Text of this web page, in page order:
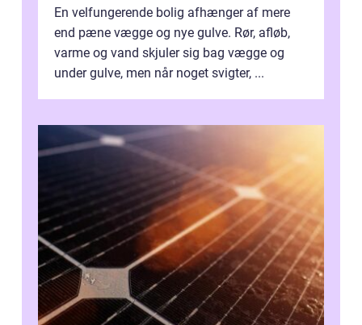
En velfungerende bolig afhænger af mere
end pæne vægge og nye gulve. Rør, afløb,
varme og vand skjuler sig bag vægge og
under gulve, men når noget svigter, ...